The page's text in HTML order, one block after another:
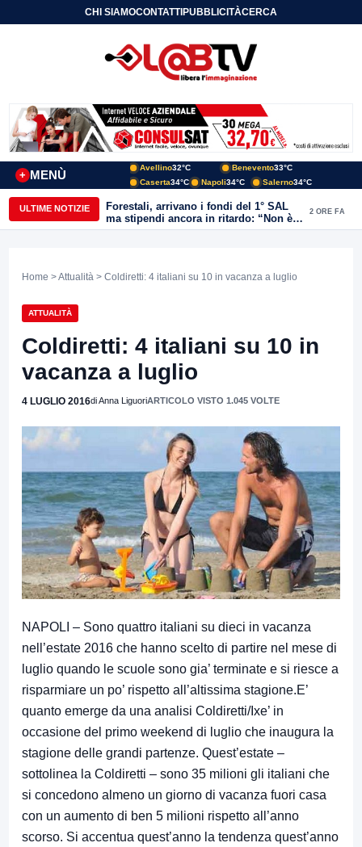
CHI SIAMOCONTATTIPUBBLICITÀCERCA
MENÙ
+
Avellino32°C Benevento33°C
Caserta34°C Napoli34°C Salerno34°C
ULTIME NOTIZIE
Forestali, arrivano i fondi del 1° SAL
ma stipendi ancora in ritardo: “Non è
più sostenibile”
2 ORE FA
Home >Attualità > Coldiretti: 4 italiani su 10 in vacanza a luglio
ATTUALITÀ
Coldiretti: 4 italiani su 10 in
vacanza a luglio
4 LUGLIO 2016di Anna LiguoriARTICOLO VISTO 1.045 VOLTE
NAPOLI – Sono quattro italiani su dieci in vacanza
nell’estate 2016 che hanno scelto di partire nel mese di
luglio quando le scuole sono gia’ terminate e si riesce a
risparmiare un po’ rispetto all’altissima stagione.E’
quanto emerge da una analisi Coldiretti/Ixe’ in
occasione del primo weekend di luglio che inaugura la
stagione delle grandi partenze. Quest’estate –
sottolinea la Coldiretti – sono 35 milioni gli italiani che
si concedono almeno un giorno di vacanza fuori casa
con un aumento di ben 5 milioni rispetto all’anno
scorso. Si accentua quest’anno la tendenza quest’anno